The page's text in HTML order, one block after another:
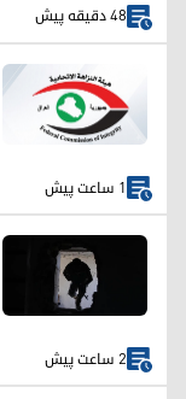
48 دقیقه پیش
1 ساعت پیش
2 ساعت پیش